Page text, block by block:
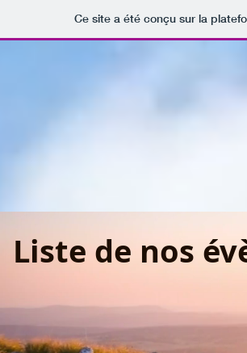
Ce site a été conçu sur la
Liste de nos